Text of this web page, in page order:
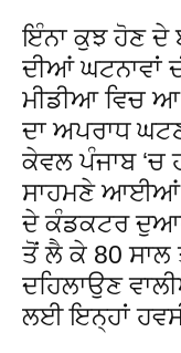
ਇੰਨਾ ਕੁਝ ਹੋਣ ਦੇ
ਦੀਆਂ ਘਟਨਾਵਾਂ
ਮੀਡੀਆ ਵਿਚ ਆ
ਦਾ ਅਪਰਾਧ
ਕੇਵਲ ਪੰਜਾਬ ‘ਚ
ਸਾਹਮਣੇ ਆਈਆਂ
ਦੇ ਕੰਡਕਟਰ
ਤੋਂ ਲੈ ਕੇ 80
ਦਹਿਲਾਉਣ
ਲਈ ਇਨ੍ਹਾਂ